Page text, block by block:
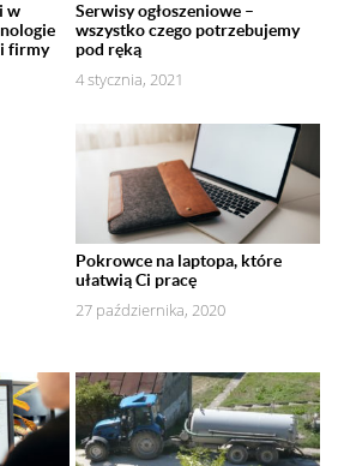
w
firmy
Serwisy ogłoszeniowe –
wszystko czego potrzebujemy
pod ręką
4 stycznia, 2021
Pokrowce na laptopa, które
ułatwią Ci pracę
27 października, 2020